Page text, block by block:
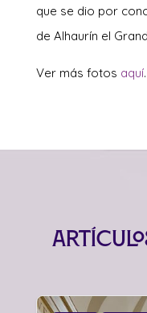
que se dio por
de Alhaurín el
Ver más fotos aquí.